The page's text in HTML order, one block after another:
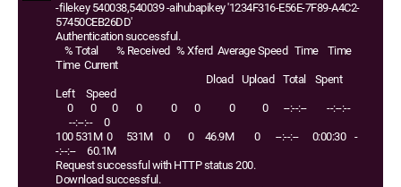
-filekey 540038,540039 -aihubapikey '1234F316-E56E-7F89-A4C2-
57450CEB26DD'
Authentication successful.
% Total % Received % Xferd Average Speed Time Time
Time Current
Dload Upload Total Spent
Left Speed
0 0 0 0 0 0 0 0 --:--:-- --:--:--
--:--:-- 0
100 531M 0 531M 0 0 46.9M 0 --:--:-- 0:00:30 -
-:--:-- 60.1M
Request successful with HTTP status 200.
Download successful.